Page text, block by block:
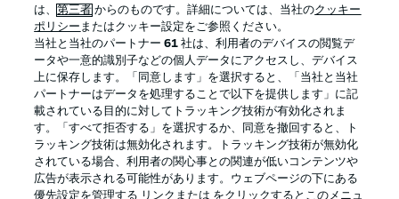
プライバシー・ポリシー 優先設定を管理する
は、第三者 からのものです。詳細については、当社のクッキー
ポリシー またはクッキー設定をご参照ください。
当社と当社のパートナー61 社は、利用者のデバイスの閲覧デ
ータや一意的識別子などの個人データにアクセスし、デバイス
上に保存します。「同意します」を選択すると、「当社と当社
パートナーはデータを処理することで以下を提供します」に記
載されている目的に対してトラッキング技術が有効化されま
す。「すべて拒否する」を選択するか、同意を撤回すると、ト
ラッキング技術は無効化されます。トラッキング技術が無効化
されている場合、利用者の関心事との関連が低いコンテンツや
広告が表示される可能性があります。ウェブページの下にある
優先設定を管理する リンクまたは をクリックするとこのメニュ